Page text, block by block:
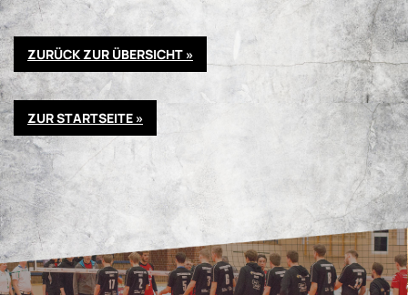
ZURÜCK ZUR ÜBERSICHT »
ZUR STARTSEITE »